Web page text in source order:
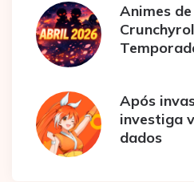
Animes
Após
investiga
dados